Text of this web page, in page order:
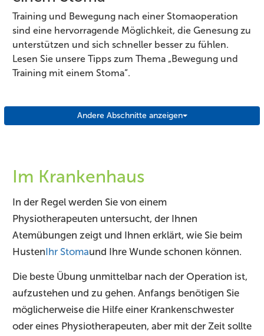
Training und Bewegung nach einer Stomaoperation
sind eine hervorragende Möglichkeit, die Genesung zu
unterstützen und sich schneller besser zu fühlen.
Lesen Sie unsere Tipps zum Thema „Bewegung und
Training mit einem Stoma“.
Andere Abschnitte anzeigen
Im Krankenhaus
In der Regel werden Sie von einem
Physiotherapeuten untersucht, der Ihnen
Atemübungen zeigt und Ihnen erklärt, wie Sie beim
HustenIhr Stomaund Ihre Wunde schonen können.
Die beste Übung unmittelbar nach der Operation ist,
aufzustehen und zu gehen. Anfangs benötigen Sie
möglicherweise die Hilfe einer Krankenschwester
oder eines Physiotherapeuten, aber mit der Zeit sollte